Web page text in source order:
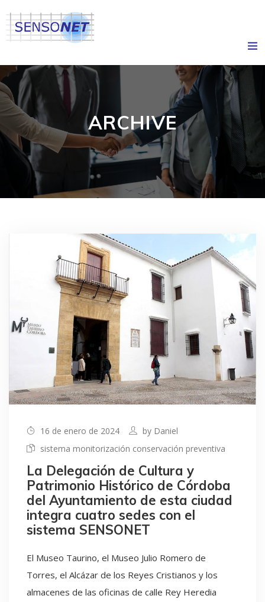
ARCHIVE
16 de enero de 2024 by Daniel
sistema monitorización conservación preventiva
La Delegación de Cultura y
Patrimonio Histórico de Córdoba
del Ayuntamiento de esta ciudad
integra cuatro sedes con el
sistema SENSONET
El Museo Taurino, el Museo Julio Romero de
Torres, el Alcázar de los Reyes Cristianos y los
almacenes de las oficinas de calle Rey Heredia